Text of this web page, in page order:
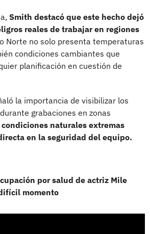
Smith destacó que este hecho dejó
reales de trabajar en regiones
Norte no solo presenta temperaturas
condiciones cambiantes que
planificación en cuestión de
la importancia de visibilizar los
grabaciones en zonas
naturales extremas
en la seguridad del equipo.
por salud de actriz Mile
momento